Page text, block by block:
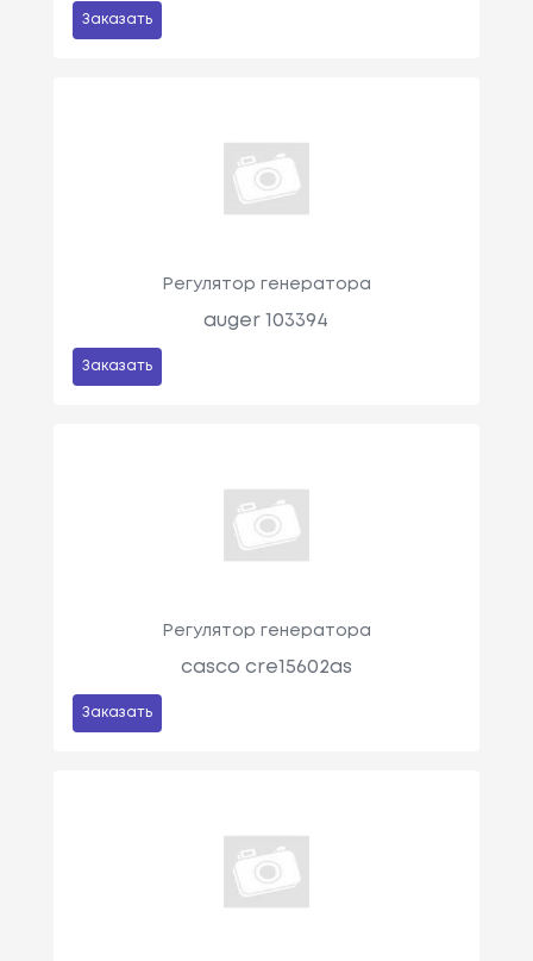
Заказать
Регулятор генератора
auger 103394
Заказать
Регулятор генератора
casco cre15602as
Заказать